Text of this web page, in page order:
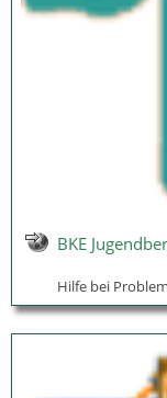
BKE
Hilfe bei